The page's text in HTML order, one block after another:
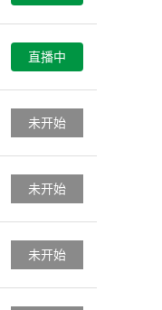
直播中
未开始
未开始
未开始